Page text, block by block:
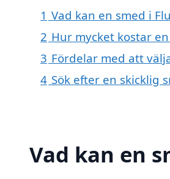
1 Vad kan en smed i
2 Hur mycket kostar
3 Fördelar med att
4 Sök efter en skicklig
Vad kan en